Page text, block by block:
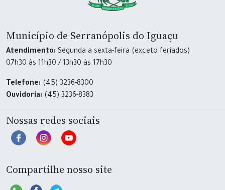
Município de Serranópolis do Iguaçu
Atendimento: Segunda a sexta-feira (exceto feriados)
07h30 às 11h30 / 13h30 às 17h30
Telefone: (45) 3236-8300
Ouvidoria: (45) 3236-8383
Nossas redes sociais
Compartilhe nosso site